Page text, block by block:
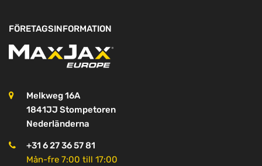
FÖRETAGSINFORMATION
Melkweg 16A
1841JJ Stompetoren
Nederländerna
+31 6 27 36 57 81
Mån-fre 7:00 till 17:00